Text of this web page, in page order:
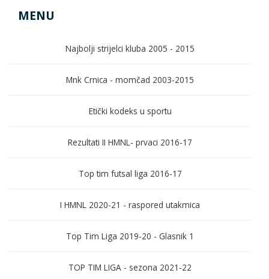
MENU
Najbolji strijelci kluba 2005 - 2015
Mnk Crnica - momčad 2003-2015
Etički kodeks u sportu
Rezultati II HMNL- prvaci 2016-17
Top tim futsal liga 2016-17
I HMNL 2020-21 - raspored utakmica
Top Tim Liga 2019-20 - Glasnik 1
TOP TIM LIGA - sezona 2021-22